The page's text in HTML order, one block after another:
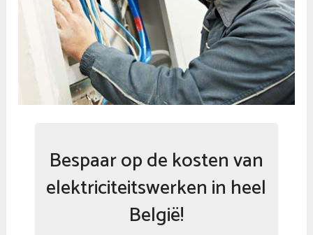
Bespaar op de kosten van
elektriciteitswerken in heel
België!